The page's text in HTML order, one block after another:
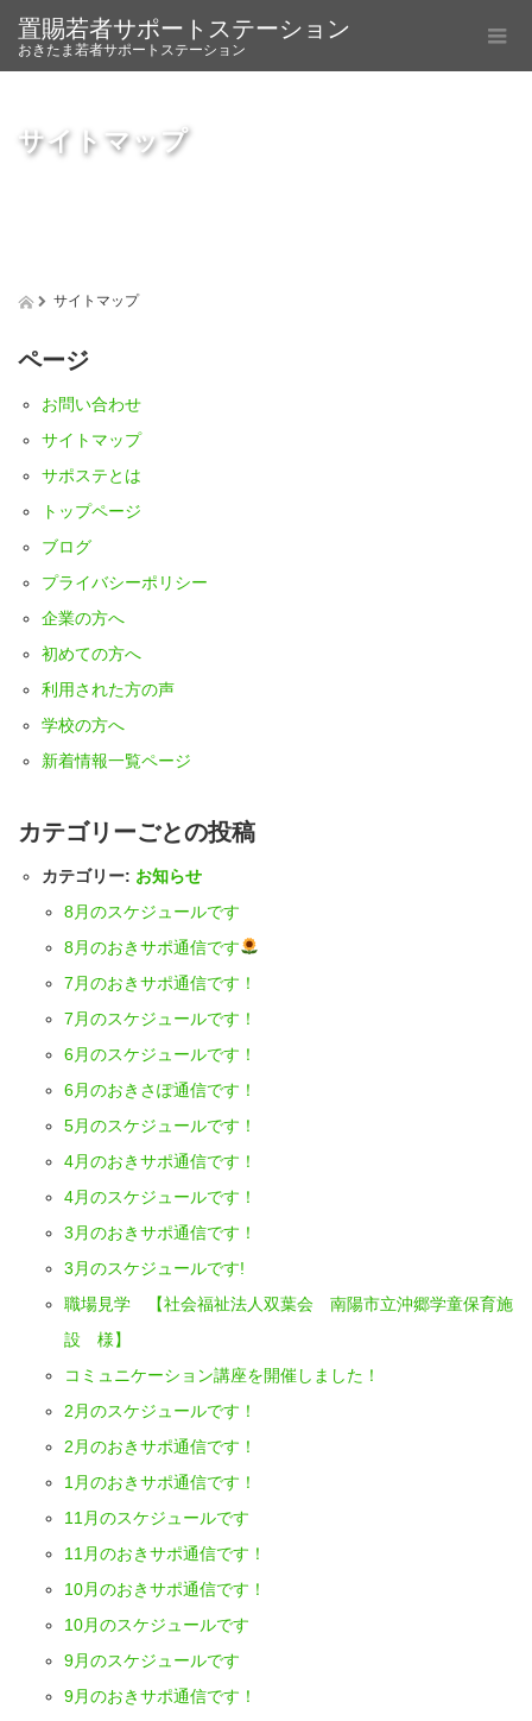
置賜若者サポートステーション
おきたま若者サポートステーション
サイトマップ
サイトマップ
ページ
お問い合わせ
サイトマップ
サポステとは
トップページ
ブログ
プライバシーポリシー
企業の方へ
初めての方へ
利用された方の声
学校の方へ
新着情報一覧ページ
カテゴリーごとの投稿
カテゴリー: お知らせ
8月のスケジュールです
8月のおきサポ通信です
7月のおきサポ通信です！
7月のスケジュールです！
6月のスケジュールです！
6月のおきさぽ通信です！
5月のスケジュールです！
4月のおきサポ通信です！
4月のスケジュールです！
3月のおきサポ通信です！
3月のスケジュールです!
職場見学 【社会福祉法人双葉会 南陽市立沖郷学童保育施
設 様】
コミュニケーション講座を開催しました！
2月のスケジュールです！
2月のおきサポ通信です！
1月のおきサポ通信です！
11月のスケジュールです
11月のおきサポ通信です！
10月のおきサポ通信です！
10月のスケジュールです
9月のスケジュールです
9月のおきサポ通信です！